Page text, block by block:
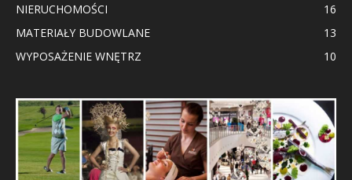
NIERUCHOMOŚCI
16
MATERIAŁY BUDOWLANE
13
WYPOSAŻENIE WNĘTRZ
10